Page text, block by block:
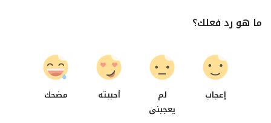
ما هو رد فعلك؟
إعجاب
لم
يعجبنى
أحببته مضحك